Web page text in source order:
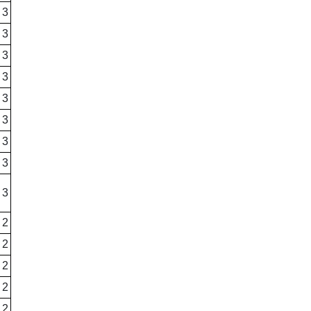
3
3
3
3
3
3
3
3
3
2
2
2
2
2